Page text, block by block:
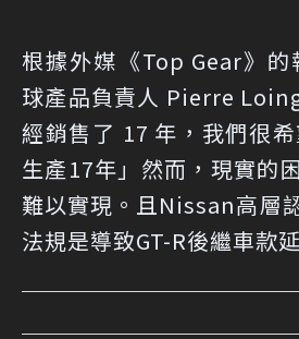
根據外媒《Top Gear》
球產品負責人 Pierre
經銷售了 17 年，我們很
生產17年」然而，現實的
難以實現。且Nissan高層
法規是導致GT-R後繼車款